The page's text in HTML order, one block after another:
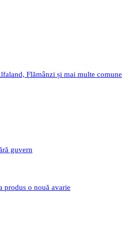
Flămânzi și mai multe comune
guvern
produs o nouă avarie